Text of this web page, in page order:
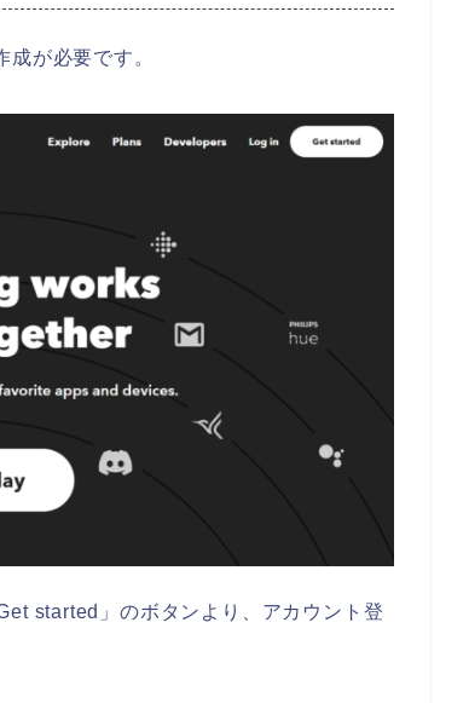
成が必要です。
started」のボタンより、アカウント登